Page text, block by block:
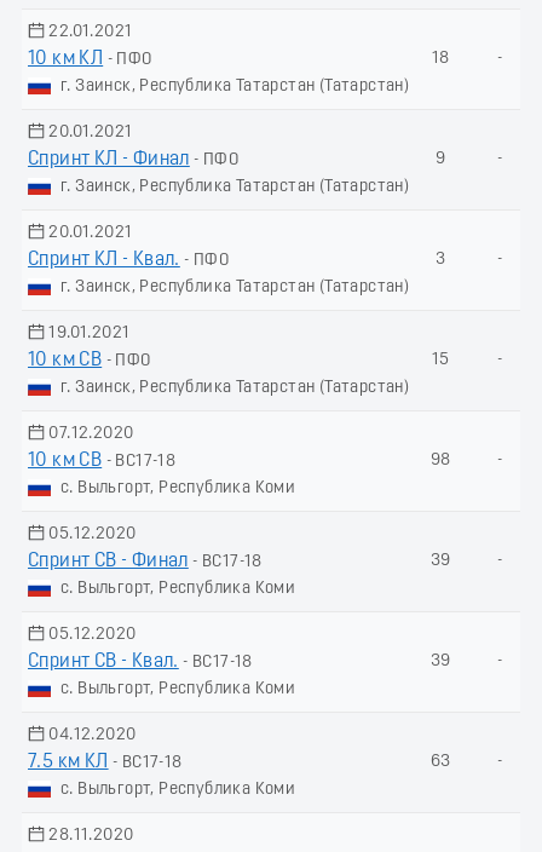
22.01.2021
10 км КЛ
- ПФО
г. Заинск, Республика Татарстан (Татарстан)
18 -
20.01.2021
Спринт КЛ - Финал - ПФО
г. Заинск, Республика Татарстан (Татарстан)
9 -
20.01.2021
Спринт КЛ - Квал. - ПФО
г. Заинск, Республика Татарстан (Татарстан)
3 -
19.01.2021
10 км СВ - ПФО
г. Заинск, Республика Татарстан (Татарстан)
15 -
07.12.2020
10 км СВ - ВС17-18
с. Выльгорт, Республика Коми
98 -
05.12.2020
Спринт СВ - Финал - ВС17-18
с. Выльгорт, Республика Коми
39 -
05.12.2020
Спринт СВ - Квал. - ВС17-18
с. Выльгорт, Республика Коми
39 -
04.12.2020
7.5 км КЛ
- ВС17-18
с. Выльгорт, Республика Коми
63 -
28.11.2020